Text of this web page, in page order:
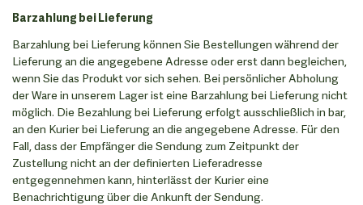
Barzahlung bei Lieferung
Barzahlung bei Lieferung können Sie Bestellungen während der
Lieferung an die angegebene Adresse oder erst dann begleichen,
wenn Sie das Produkt vor sich sehen. Bei persönlicher Abholung
der Ware in unserem Lager ist eine Barzahlung bei Lieferung nicht
möglich. Die Bezahlung bei Lieferung erfolgt ausschließlich in bar,
an den Kurier bei Lieferung an die angegebene Adresse. Für den
Fall, dass der Empfänger die Sendung zum Zeitpunkt der
Zustellung nicht an der definierten Lieferadresse
entgegennehmen kann, hinterlässt der Kurier eine
Benachrichtigung über die Ankunft der Sendung.